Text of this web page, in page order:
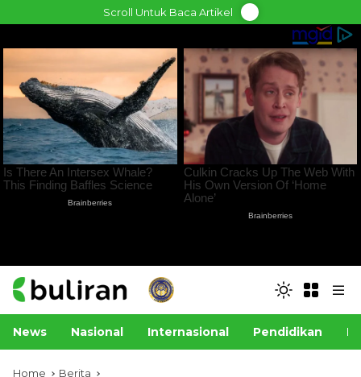
to
Scroll Untuk Baca Artikel
News Nasional Internasional Pendidikan
Home Berita